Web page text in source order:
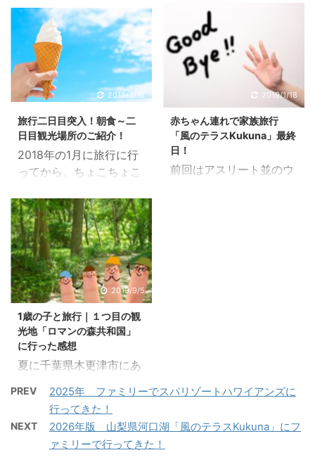
出かけています。 平日に
遊べるのも、もうわずか
しかないので～。 みなさ
んは栃木県にある「あさ
やホテル」に行ったこと
ありますか？ こことても
私も好きなホテルの一つ
です。 フロントにあるエ
レベーターがFF8っぽい
んですよ！（分からない
方ごめんなさい） 栃木日
光は観光施設も結構ある
し、旅行に行くには最高
に楽しい場所ですよね。
一日目はまず「日光江戸
村」へ出発♪ 大人 小人
（未就学児無料。小学生
小人。中学生以上大人）
一日手形 ...
行ってきました。 夏に行
けなかった理由は私が出
産直後だったからです。
パパと2人で～って話も
ありましたが結局嫌だっ
たみたいです。（笑） 今
回も山梨県河口湖にある
「風のテラスKukuna」
に行ってきました。もう
かれこれ4回目ぐらいか
な。 しかも短期間で。何
2018/3/15
旅行二日目突入！朝食～二
日目観光場所のご紹介！
2018年の1月に旅行に行
ってから、ちょこちょこ
すが、いまだに終わって
いません（汗） 記事だけ
見るとどんだけ旅行して
たんだって感じするんで
すけど、たかが2泊3日な
んですよね。 やっと、2
日目に突入します。2日
目はまだホテルに宿泊っ
ていうことで、そんなが
っつりは動きませんでし
た。 ぶっちゃけ観光する
場所（行きたい場所）が
あまりなかったってのが
正直なところです。（＾
＾;） ＜第一話＞ まずは
2019/1/18
赤ちゃん連れで家族旅行
「風のテラスKukuna」最終
日！
前回はアスリート並のウ
もう既に簡易ベッドが作
とうございます。（涙）
2019/9/5
1歳の子と旅行｜１つ目の観
光地「ロマンの森共和国」
に行った感想
夏に千葉県木更津市にあ
ってきました。 私が子供
の頃に流れていたCMソ
ングでゆったりたっぷり
の～んびり♪って曲だっ
PREV
2025年 ファミリーでスパリゾートハワイアンズに
行ってきた！
NEXT
2026年版 山梨県河口湖「風のテラスKukuna」にフ
ァミリーで行ってきた！